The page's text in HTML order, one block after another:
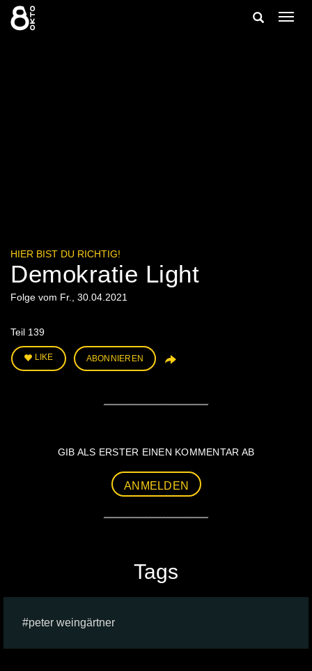
Zum
Inhalt
springen
Suche
HIER BIST DU RICHTIG!
Demokratie Light
Folge vom Fr., 30.04.2021
Teil 139
LIKE ABONNIEREN
GIB ALS ERSTER EINEN KOMMENTAR AB
ANMELDEN
Tags
peter weingärtner